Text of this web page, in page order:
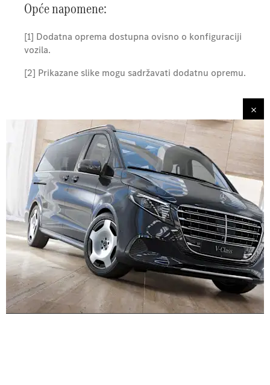
Opće napomene:
[1] Dodatna oprema dostupna ovisno o konfiguraciji
vozila.
[2] Prikazane slike mogu sadržavati dodatnu opremu.